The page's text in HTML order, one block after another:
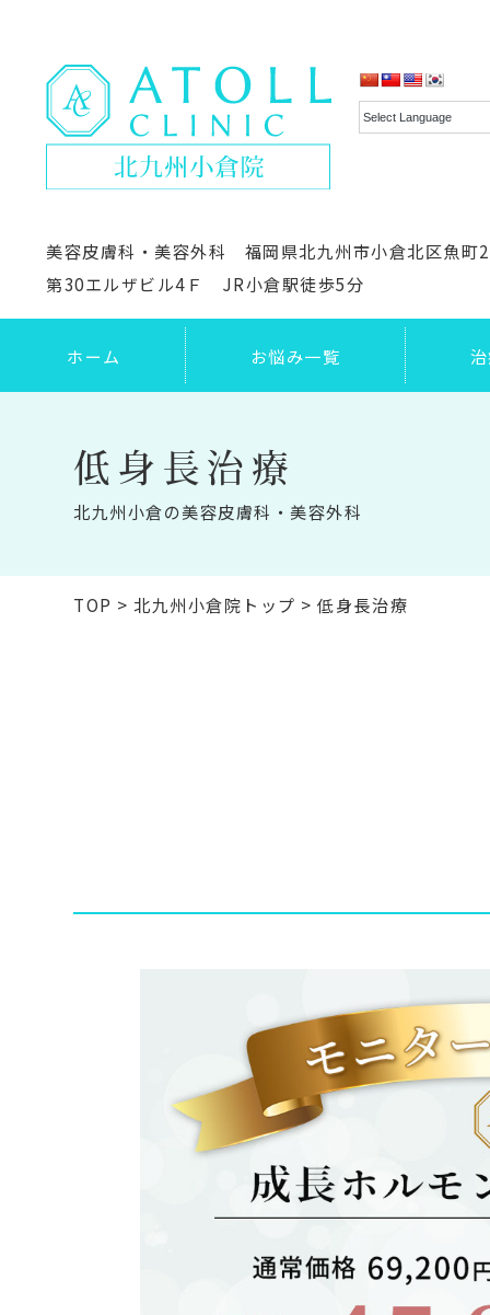
美容皮膚科・美容外科 福岡県北九州市小倉北区魚町
第30エルザビル4Ｆ JR小倉駅徒歩5分
ホーム お悩み一覧
低身長治療
北九州小倉の美容皮膚科・美容外科
TOP >北九州小倉院トップ >低身長治療